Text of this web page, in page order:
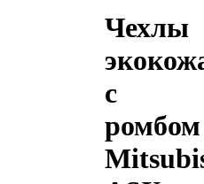
Чехлы
с
ромбом